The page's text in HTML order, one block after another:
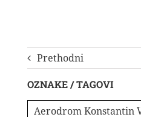
Prethodni
OZNAKE / TAGOVI
Aerodrom Konstantin